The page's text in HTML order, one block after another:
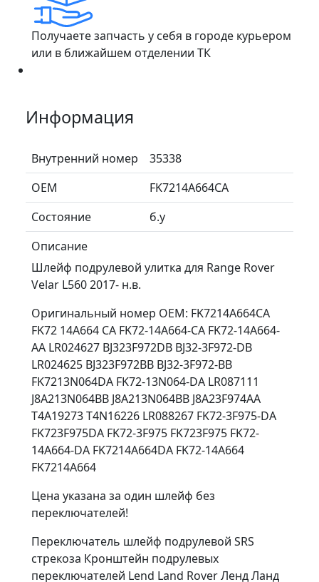
Получаете запчасть у себя в городе курьером
или в ближайшем отделении ТК
Информация
Внутренний номер
35338
ОЕМ
FK7214A664CA
Состояние
б.у
Описание
Шлейф подрулевой улитка для Range Rover
Velar L560 2017- н.в.
Оригинальный номер OEM: FK7214A664CA
FK72 14A664 CA FK72-14A664-CA FK72-14A664-
AA LR024627 BJ323F972DB BJ32-3F972-DB
LR024625 BJ323F972BB BJ32-3F972-BB
FK7213N064DA FK72-13N064-DA LR087111
J8A213N064BB J8A213N064BB J8A23F974AA
T4A19273 T4N16226 LR088267 FK72-3F975-DA
FK723F975DA FK72-3F975 FK723F975 FK72-
14A664-DA FK7214A664DA FK72-14A664
FK7214A664
Цена указана за один шлейф без
переключателей!
Переключатель шлейф подрулевой SRS
стрекоза Кронштейн подрулевых
переключателей Lend Land Rover Ленд Ланд